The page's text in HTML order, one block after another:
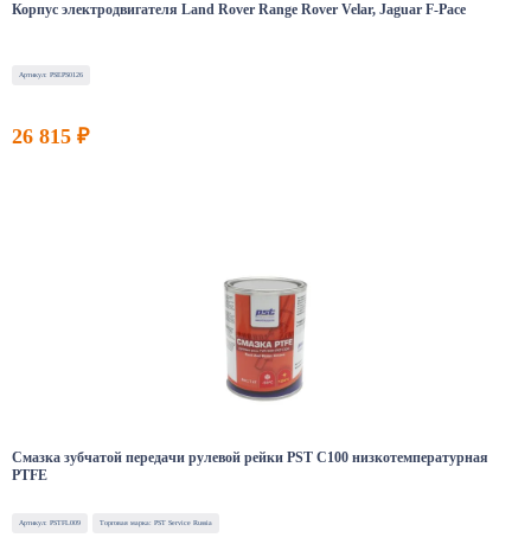
Корпус электродвигателя Land Rover Range Rover Velar, Jaguar F-Pace
Артикул: PSEPS0126
26 815 ₽
Смазка зубчатой передачи рулевой рейки PST C100 низкотемпературная
PTFE
Артикул: PSTFL009 Торговая марка: PST Service Russia